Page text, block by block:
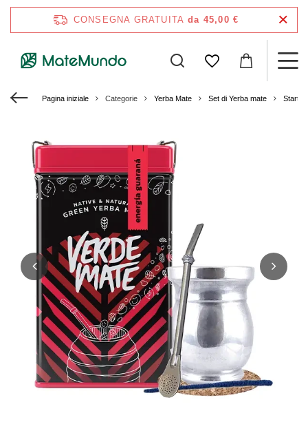
CONSEGNA GRATUITA da 45,00 €
Pagina iniziale Categorie Yerba Mate Set di Yerba mate Starter